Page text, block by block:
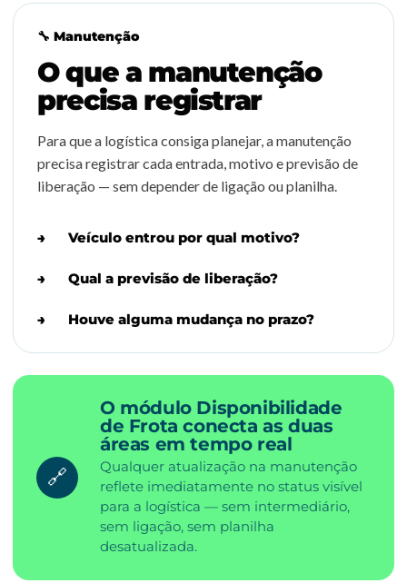
🔧 Manutenção
O que a manutenção
precisa registrar
Para que a logística consiga planejar, a manutenção
precisa registrar cada entrada, motivo e previsão de
liberação — sem depender de ligação ou planilha.
Veículo entrou por qual motivo?
Qual a previsão de liberação?
Houve alguma mudança no prazo?
🔗
O módulo Disponibilidade
de Frota conecta as duas
áreas em tempo real
Qualquer atualização na manutenção
reflete imediatamente no status visível
para a logística — sem intermediário,
sem ligação, sem planilha
desatualizada.